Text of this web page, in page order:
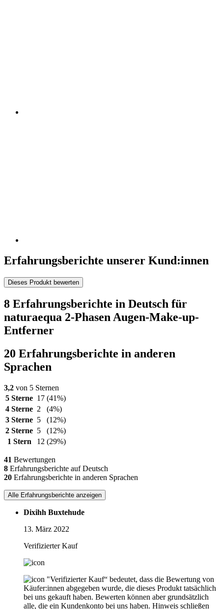
Erfahrungsberichte unserer Kund:innen
Dieses Produkt bewerten
8 Erfahrungsberichte in Deutsch für
naturaequa 2-Phasen Augen-Make-up-
Entferner
20 Erfahrungsberichte in anderen
Sprachen
3,2 von 5 Sternen
5 Sterne 17 (41%)
4 Sterne 2
(4%)
3 Sterne 5
(12%)
2 Sterne 5
(12%)
1 Stern
12 (29%)
41 Bewertungen
8 Erfahrungsberichte auf Deutsch
20 Erfahrungsberichte in anderen Sprachen
Alle Erfahrungsberichte anzeigen
Dixihh Buxtehude
13. März 2022
Verifizierter Kauf
"Verifizierter Kauf“ bedeutet, dass die Bewertung von
Käufer:innen abgegeben wurde, die dieses Produkt tatsächlich
bei uns gekauft haben. Bewerten können aber grundsätzlich
alle, die ein Kundenkonto bei uns haben. Hinweis schließen